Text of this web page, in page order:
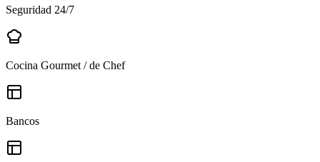
Seguridad 24/7
Cocina Gourmet / de Chef
Bancos